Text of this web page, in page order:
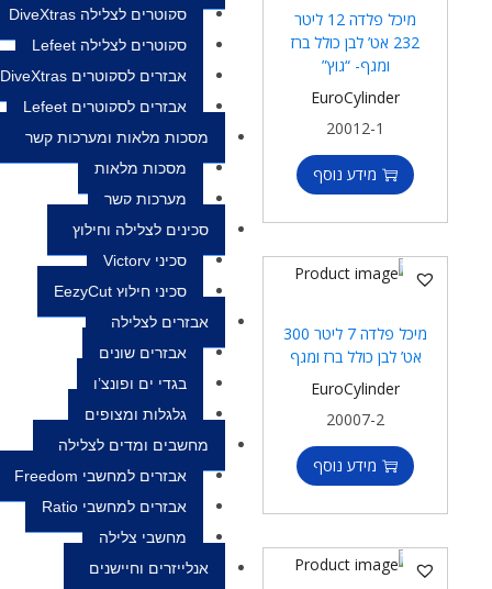
סקוטרים לצלילה DiveXtras
סקוטרים לצלילה Lefeet
אבזרים לסקוטרים DiveXtras
אבזרים לסקוטרים Lefeet
מסכות מלאות ומערכות קשר
מסכות מלאות
מערכות קשר
סכינים לצלילה וחילוץ
סכיני Victory
סכיני חילוץ EezyCut
אבזרים לצלילה
אבזרים שונים
בגדי ים ופונצ’ו
גלגלות ומצופים
מחשבים ומדים לצלילה
אבזרים למחשבי Freedom
אבזרים למחשבי Ratio
מחשבי צלילה
אנלייזרים וחיישנים
מיכל פלדה 12 ליטר
232 אט’ לבן כולל ברז
ומגף- “גוץ”
EuroCylinder
20012-1
מידע נוסף
מיכל פלדה 7 ליטר 300
אט’ לבן כולל ברז ומגף
EuroCylinder
20007-2
מידע נוסף